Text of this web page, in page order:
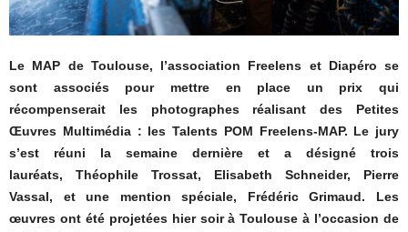
Le MAP de Toulouse, l’association Freelens et Diapéro se
sont associés pour mettre en place un prix qui
récompenserait les photographes réalisant des Petites
Œuvres Multimédia : les Talents POM Freelens-MAP. Le jury
s’est réuni la semaine dernière et a désigné trois
lauréats, Théophile Trossat, Elisabeth Schneider, Pierre
Vassal, et une mention spéciale, Frédéric Grimaud. Les
œuvres ont été projetées hier soir à Toulouse à l’occasion de